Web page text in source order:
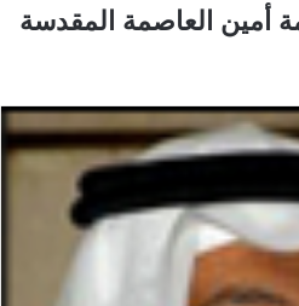
أمين العاصمة المقدسة